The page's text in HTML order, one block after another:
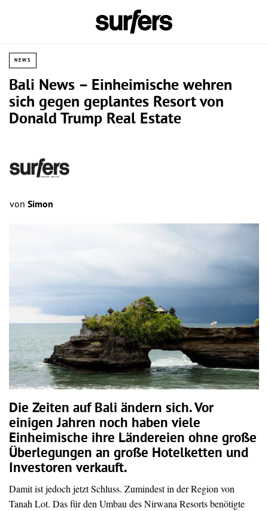
NEWS
Bali News – Einheimische wehren
sich gegen geplantes Resort von
Donald Trump Real Estate
von Simon
Die Zeiten auf Bali ändern sich. Vor
einigen Jahren noch haben viele
Einheimische ihre Ländereien ohne große
Überlegungen an große Hotelketten und
Investoren verkauft.
Damit ist jedoch jetzt Schluss. Zumindest in der Region von
Tanah Lot. Das für den Umbau des Nirwana Resorts benötigte